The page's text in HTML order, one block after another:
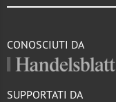
CONOSCIUTI DA
SUPPORTATI DA